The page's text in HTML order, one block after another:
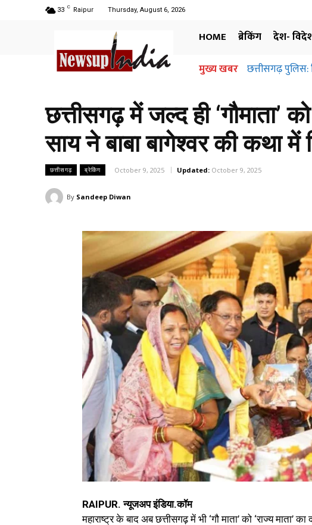
33 C Raipur Thursday, August 6, 2026
HOME ब्रेकिंग देश-
मुख्य खबर छत्तीसगढ़ पुलिस:
छत्तीसगढ़ में जल्द ही ‘गौमाता’
साय ने बाबा बागेश्वर की कथा में
छत्तीसगढ़ ब्रेकिंग October 9, 2025 Updated: October 9, 2025
By Sandeep Diwan
RAIPUR. न्यूजअप इंडिया.कॉम
महाराष्ट्र के बाद अब छत्तीसगढ़ में भी ‘गौ माता’ को ‘राज्य माता’